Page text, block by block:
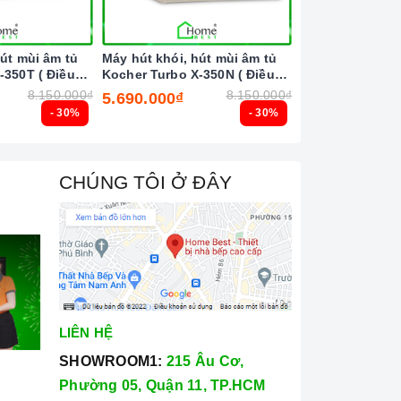
- 30%
mùi âm tủ
350T ( Điều
tay )
8.150.000₫
- 30%
Máy hút khói, hút mùi âm tủ
Kocher Turbo X-350N ( Điều
khiển cảm ứng vẫy tay )
5.690.000₫ 8.150.000₫
CHÚNG TÔI Ở ĐÂY
LIÊN HỆ
SHOWROOM1: 215 Âu Cơ,
Phường 05, Quận 11, TP.HCM